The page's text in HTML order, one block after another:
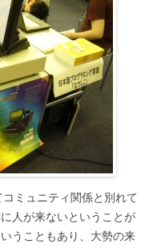
ミュニティ関係と別れて
人が来ないということが
うこともあり、大勢の来